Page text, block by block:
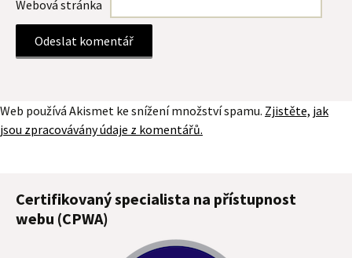
Webová stránka
Web používá Akismet ke snížení množství spamu. Zjistěte, jak
jsou zpracovávány údaje z komentářů.
Certifikovaný specialista na přístupnost
webu (CPWA)